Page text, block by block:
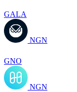
GALA
NGN
GNO
NGN